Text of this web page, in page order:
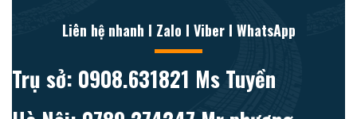
Liên hệ nhanh l Zalo l Viber l WhatsApp
Trụ sở: 0908.631821 Ms Tuyền